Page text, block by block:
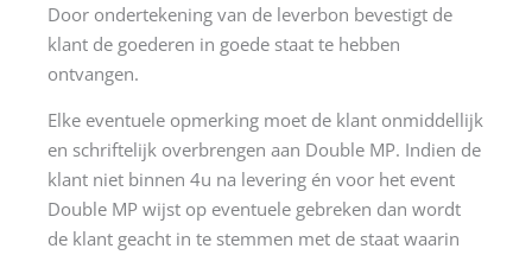
Door ondertekening van de leverbon bevestigt de
klant de goederen in goede staat te hebben
ontvangen.
Elke eventuele opmerking moet de klant onmiddellijk
en schriftelijk overbrengen aan Double MP. Indien de
klant niet binnen 4u na levering én voor het event
Double MP wijst op eventuele gebreken dan wordt
de klant geacht in te stemmen met de staat waarin